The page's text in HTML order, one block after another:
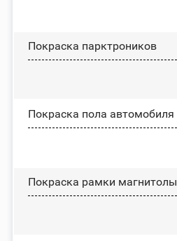
Покраска парктроников
Покраска пола автомобиля
Покраска рамки магнитолы